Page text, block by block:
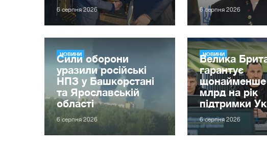
6 серпня 2026 6 серпня 2026
НОВИНИ
Сили оборони
уразили російські
НПЗ у Башкорстані
та Ярославській
області
6 серпня 2026
НОВИНИ
Велика
гарантує
щонайменше
млрд на рік
підтримки
6 серпня 2026